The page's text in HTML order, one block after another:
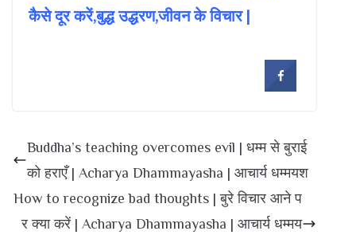
कैसे दूर करें,बुद्ध उद्धरण,जीवन के विचार |
Buddha’s teaching overcomes evil | धम्म से बुराई
को हराएँ | Acharya Dhammayasha | आचार्य धम्मयश
How to recognize bad thoughts | बुरे विचार आने प
र क्या करें | Acharya Dhammayasha | आचार्य धम्मय